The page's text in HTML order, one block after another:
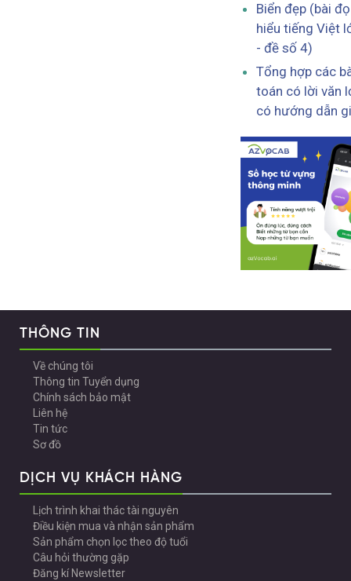
Biển đẹp (bài
hiểu tiếng Việt
- đề số 4)
Tổng hợp các
toán có lời văn
có hướng dẫn
THÔNG TIN
Về chúng tôi
Thông tin Tuyển dụng
Chính sách bảo mật
Liên hệ
Tin tức
Sơ đồ
DỊCH VỤ KHÁCH HÀNG
Lịch trình khai thác tài nguyên
Điều kiện mua và nhận sản phẩm
Sản phẩm chọn lọc theo độ tuổi
Câu hỏi thường gặp
Đăng kí Newsletter